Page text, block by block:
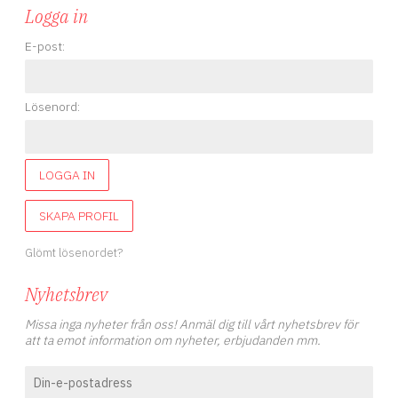
Logga in
E-post:
Lösenord:
LOGGA IN
SKAPA PROFIL
Glömt lösenordet?
Nyhetsbrev
Missa inga nyheter från oss! Anmäl dig till vårt nyhetsbrev för
att ta emot information om nyheter, erbjudanden mm.